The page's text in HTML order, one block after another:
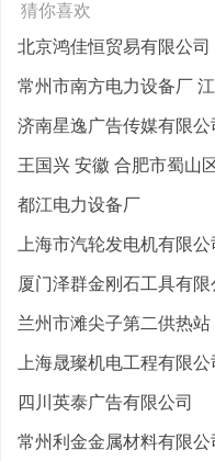
猜你喜欢
北京鸿佳恒贸易有限公
常州市南方电力设备厂
济南星逸广告传媒有限
王国兴 安徽 合肥市蜀山
都江电力设备厂
上海市汽轮发电机有限
厦门泽群金刚石工具有
兰州市滩尖子第二供热站
上海晟璨机电工程有限公
四川英泰广告有限公司
常州利金金属材料有限